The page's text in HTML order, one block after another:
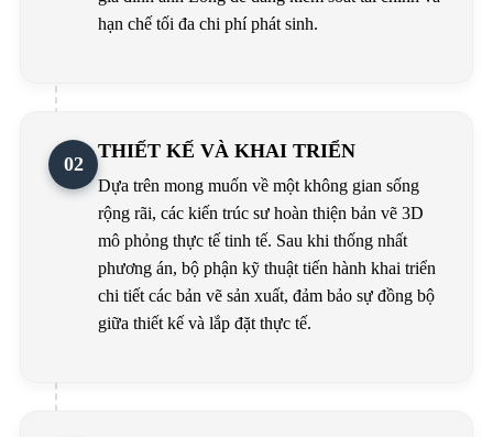
hạn chế tối đa chi phí phát sinh.
02
THIẾT KẾ VÀ KHAI TRIỂN
Dựa trên mong muốn về một không gian sống
rộng rãi, các kiến trúc sư hoàn thiện bản vẽ 3D
mô phỏng thực tế tinh tế. Sau khi thống nhất
phương án, bộ phận kỹ thuật tiến hành khai triển
chi tiết các bản vẽ sản xuất, đảm bảo sự đồng bộ
giữa thiết kế và lắp đặt thực tế.